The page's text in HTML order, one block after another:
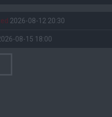
2026-08-12 20:30
08-15 18:00